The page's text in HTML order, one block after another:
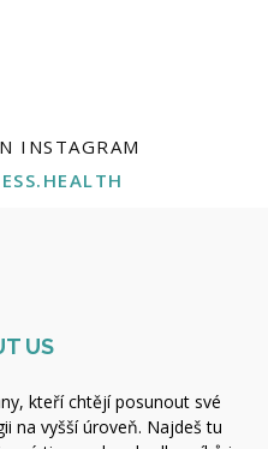
INSTAGRAM
US
kteří chtějí posunout své
na vyšší úroveň. Najdeš tu